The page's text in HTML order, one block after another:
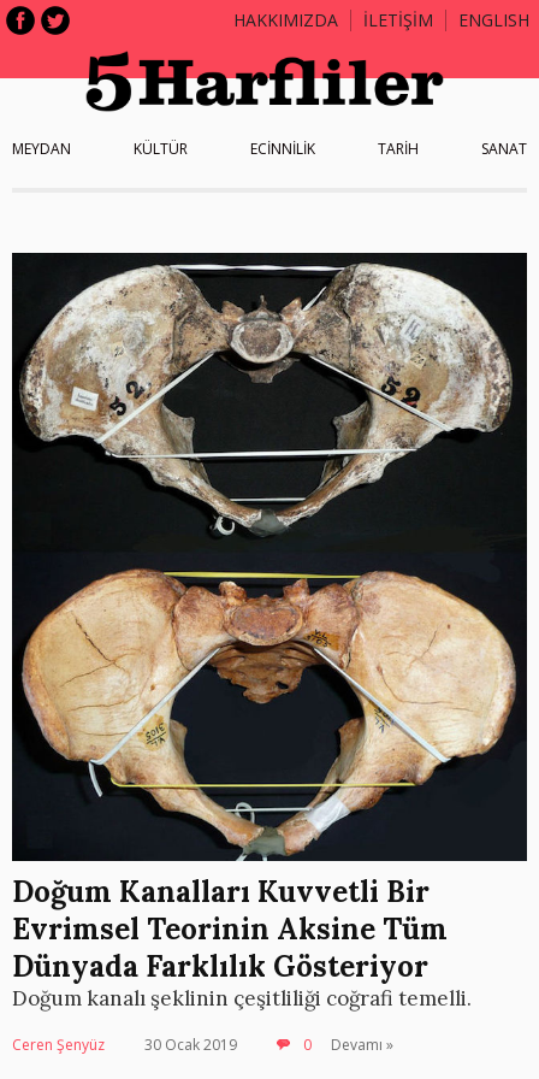
HAKKIMIZDA İLETİŞİM ENGLISH
MEYDAN KÜLTÜR ECİNNİLİK TARİH SANAT
Doğum Kanalları Kuvvetli Bir
Evrimsel Teorinin Aksine Tüm
Dünyada Farklılık Gösteriyor
Doğum kanalı şeklinin çeşitliliği coğrafi temelli.
Ceren Şenyüz 30 Ocak 2019 0 Devamı »